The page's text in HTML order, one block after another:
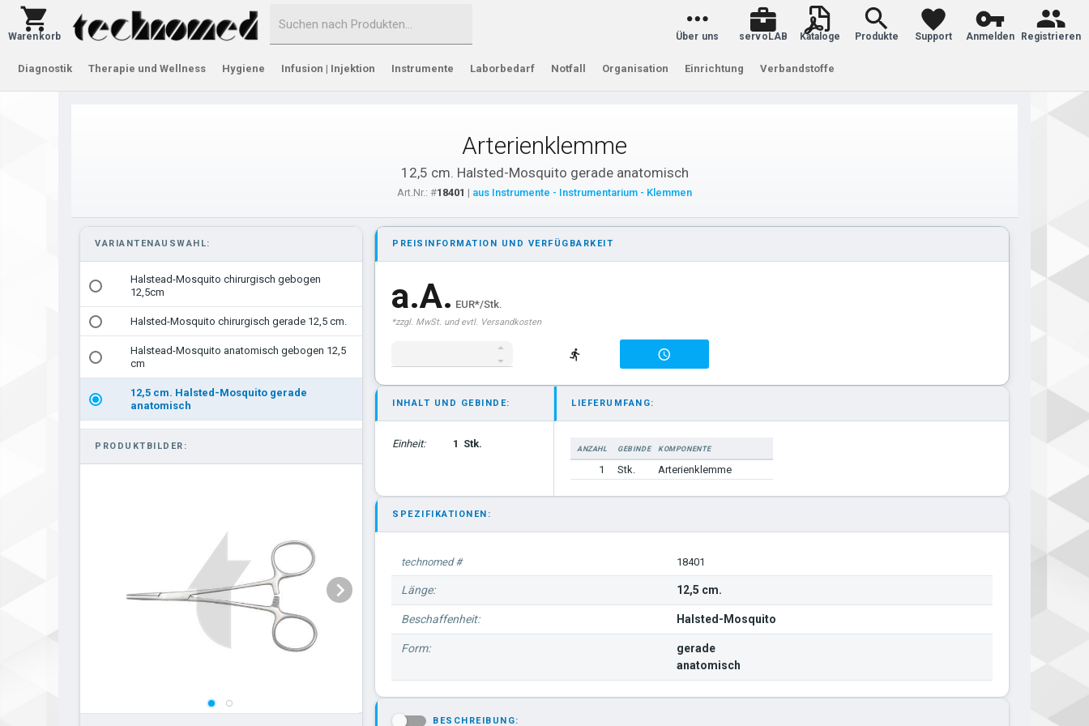
Warenkorb Über uns servoLAB Kataloge Produkte Support Anmelden Registrieren
Diagnostik Therapie und Wellness Hygiene Infusion | Injektion Instrumente Laborbedarf Notfall Organisation Einrichtung Verbandstoffe
Arterienklemme
12,5 cm. Halsted-Mosquito gerade anatomisch
Art.Nr.: #18401 | aus Instrumente - Instrumentarium - Klemmen
VARIANTENAUSWAHL:
Halstead-Mosquito chirurgisch gebogen
12,5cm
Halsted-Mosquito chirurgisch gerade 12,5 cm.
Halstead-Mosquito anatomisch gebogen 12,5
cm
12,5 cm. Halsted-Mosquito gerade
anatomisch
Halsted-Mosquito anatomisch gebogen 14 cm.
Micro-Mosquito chirurgisch gebogen 12 cm.
chirurgisch gerade Micro-Mosquito 12 cm.
Micro-Mosquito anatomisch gerade 10 cm.
Micro-Mosquito anatomisch gerade 12 cm.
Ochsner-Kocher chirurgisch gerade 14 cm.
PRODUKTBILDER:
PREISINFORMATION UND VERFÜGBARKEIT
a.A. EUR*/Stk.
*zzgl. MwSt. und evtl. Versandkosten
INHALT UND GEBINDE:
Einheit: 1 Stk.
LIEFERUMFANG:
ANZAHL GEBINDE KOMPONENTE
1
Stk. Arterienklemme
SPEZIFIKATIONEN:
technomed # 18401
Länge: 12,5 cm.
Beschaffenheit: Halsted-Mosquito
Form:
gerade
anatomisch
BESCHREIBUNG: